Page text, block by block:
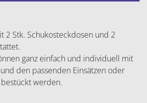
2 Stk. Schukosteckdosen und 2
ganz einfach und individuell mit
den passenden Einsätzen oder
werden.